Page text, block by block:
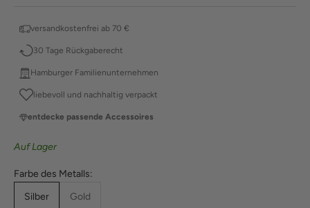
versandkostenfrei ab 70 €
30 Tage Rückgaberecht
Hamburger Familienunternehmen
liebevoll und nachhaltig verpackt
entdecke passende Accessoires
Auf Lager
Farbe des Metalls:
Silber
Gold